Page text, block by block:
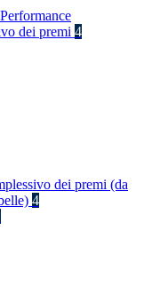
dei premi 4
dei premi (da
4